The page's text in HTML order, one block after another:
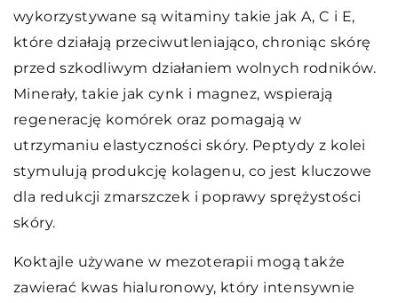
wykorzystywane są witaminy takie jak A, C i E,
które działają przeciwutleniająco, chroniąc skórę
przed szkodliwym działaniem wolnych rodników.
Minerały, takie jak cynk i magnez, wspierają
regenerację komórek oraz pomagają w
utrzymaniu elastyczności skóry. Peptydy z kolei
stymulują produkcję kolagenu, co jest kluczowe
dla redukcji zmarszczek i poprawy sprężystości
skóry.
Koktajle używane w mezoterapii mogą także
zawierać kwas hialuronowy, który intensywnie